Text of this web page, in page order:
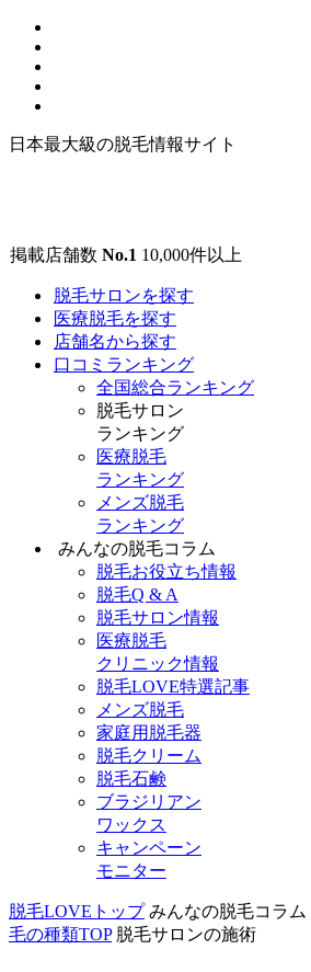
日本最大級の脱毛情報サイト
掲載店舗数 No.1 10,000件以上
脱毛サロンを探す
医療脱毛を探す
店舗名から探す
口コミランキング
全国総合ランキング
脱毛サロン
ランキング
医療脱毛
ランキング
メンズ脱毛
ランキング
みんなの脱毛コラム
脱毛お役立ち情報
脱毛Q & A
脱毛サロン情報
医療脱毛
クリニック情報
脱毛LOVE特選記事
メンズ脱毛
家庭用脱毛器
脱毛クリーム
脱毛石鹸
ブラジリアン
ワックス
キャンペーン
モニター
脱毛LOVEトップ みんなの脱毛コラム
毛の種類TOP 脱毛サロンの施術